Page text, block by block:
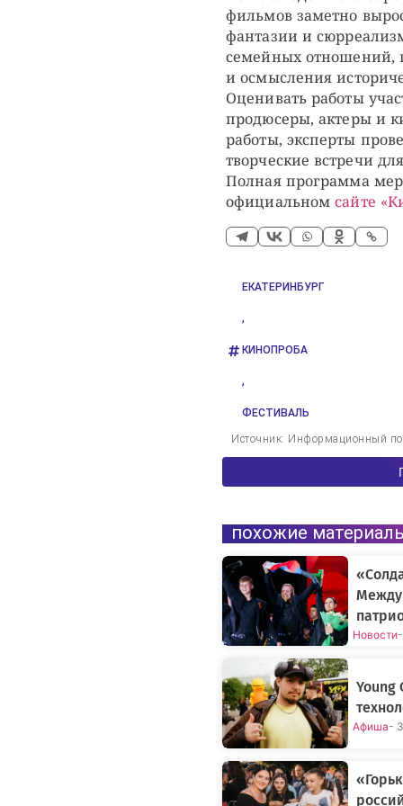
фильмов заметно
фантазии и
семейных отношений,
и осмысления
Оценивать работы
продюсеры, актеры и
работы, эксперты
творческие встречи
Полная программа
официальномсайте
ЕКАТЕРИНБУРГ
,
КИНОПРОБА
,
ФЕСТИВАЛЬ
Источник: Информационный
похожие
Новости
Young
Афиша-